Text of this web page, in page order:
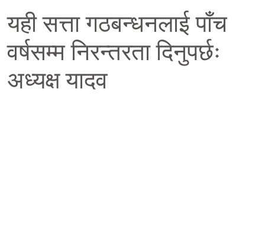
यही सत्ता गठबन्धनलाई पाँच
वर्षसम्म निरन्तरता दिनुपर्छः
अध्यक्ष यादव